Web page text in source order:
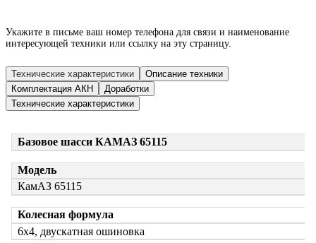
Укажите в письме ваш номер телефона для связи и наименование
интересующей техники или ссылку на эту страницу.
Технические характеристики
Описание техники
Комплектация АКН
Доработки
Технические характеристики
Базовое шасси КАМАЗ 65115
Модель
КамАЗ 65115
Колесная формула
6х4, двускатная ошиновка